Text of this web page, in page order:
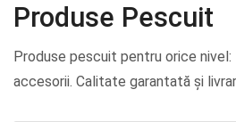
Produse Pescuit
Produse pescuit pentru orice
accesorii. Calitate garantată și